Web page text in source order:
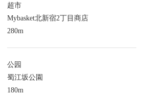
超市
Mybasket北新宿2丁目商店
280m
公园
蜀江坂公園
180m